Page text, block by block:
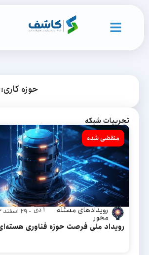
حوزه کاری:
تجربیات شبکه
منقضی شده
رویداد‌های مسئله
محور
۱ دی - ۲۹ اسفند ۱۴۰۲
رویداد ملی فرصت حوزه فناوری هسته‌ای